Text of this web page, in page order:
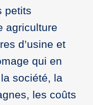
petits
agriculture
d’usine et
qui en
société, la
les coûts